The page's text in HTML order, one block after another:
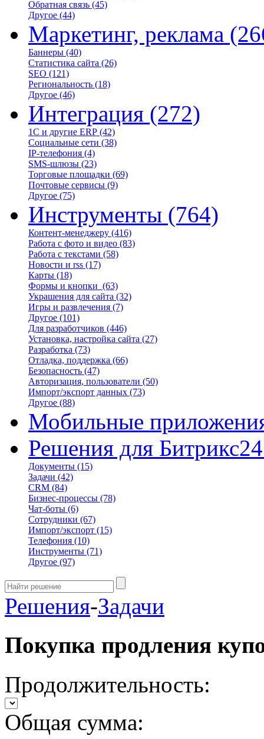
Обратная связь (45)
Другое (44)
Маркетинг, реклама
Баннеры (40)
Статистика сайта (26)
SEO (121)
Региональность (18)
Другое (46)
Интеграция (272)
1С и другие ERP (42)
Социальные сети (38)
IP-телефония (4)
SMS-шлюзы (23)
Торговые площадки (69)
Почтовые сервисы (9)
Другое (75)
Инструменты (764)
Контент-менеджеру (416)
Работа с фото и видео (83)
Работа с текстами (58)
Новости и rss (17)
Карты (18)
Формы и кнопки (63)
Украшения для сайта (32)
Игры и развлечения (7)
Другое (101)
Для разработчиков (446)
Установка, настройка сайта (27)
Разработка (73)
Отладка, поддержка (66)
Безопасность (47)
Авторизация, пользователи (50)
Импорт/экспорт данных (73)
Другое (88)
Мобильные
Решения для Битрикс24
Документы (15)
Задачи (42)
CRM (84)
Бизнес-процессы (78)
Чат-боты (6)
Сотрудники (67)
Импорт/экспорт (15)
Телефония (10)
Инструменты (71)
Другое (97)
Решения-Задачи
Покупка продления
Продолжительность:
Общая сумма: